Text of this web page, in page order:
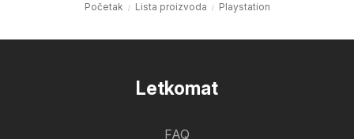
Početak Lista proizvoda Playstation
Letkomat
FAQ